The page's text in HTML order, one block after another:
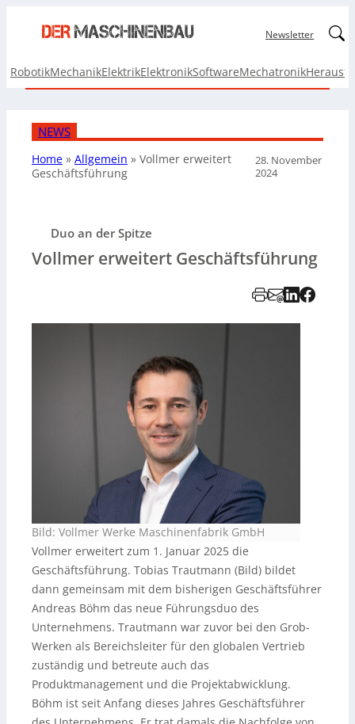
Newsletter
RobotikMechanikElektrikElektronikSoftwareMechatronik
NEWS
Home » Allgemein » Vollmer erweitert
Geschäftsführung
28. November
2024
Duo an der Spitze
Vollmer erweitert Geschäftsführung
Bild: Vollmer Werke Maschinenfabrik GmbH
Vollmer erweitert zum 1. Januar 2025 die
Geschäftsführung. Tobias Trautmann (Bild) bildet
dann gemeinsam mit dem bisherigen Geschäftsführer
Andreas Böhm das neue Führungsduo des
Unternehmens. Trautmann war zuvor bei den Grob-
Werken als Bereichsleiter für den globalen Vertrieb
zuständig und betreute auch das
Produktmanagement und die Projektabwicklung.
Böhm ist seit Anfang dieses Jahres Geschäftsführer